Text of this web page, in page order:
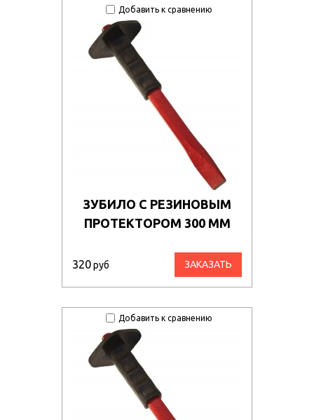
Добавить к сравнению
ЗУБИЛО С РЕЗИНОВЫМ
ПРОТЕКТОРОМ 300 ММ
320руб ЗАКАЗАТЬ
Добавить к сравнению